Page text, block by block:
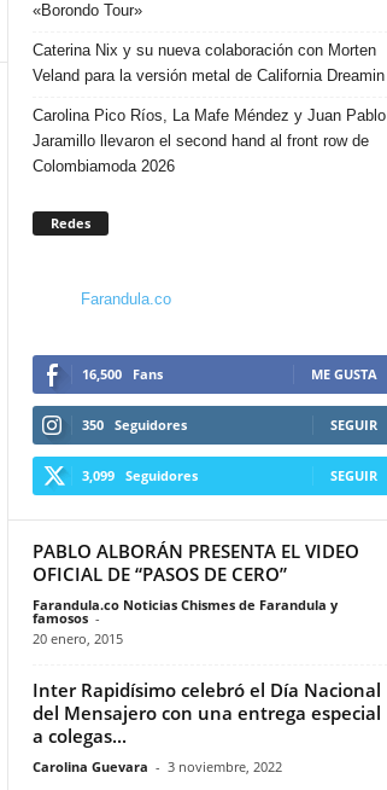
«Borondo Tour»
Caterina Nix y su nueva colaboración con Morten
Veland para la versión metal de California Dreamin
Carolina Pico Ríos, La Mafe Méndez y Juan Pablo
Jaramillo llevaron el second hand al front row de
Colombiamoda 2026
Redes
Farandula.co
16,500 Fans ME GUSTA
350 Seguidores SEGUIR
3,099 Seguidores SEGUIR
PABLO ALBORÁN PRESENTA EL VIDEO
OFICIAL DE “PASOS DE CERO”
Farandula.co Noticias Chismes de Farandula y
famosos -
20 enero, 2015
Inter Rapidísimo celebró el Día Nacional
del Mensajero con una entrega especial
a colegas...
Carolina Guevara - 3 noviembre, 2022